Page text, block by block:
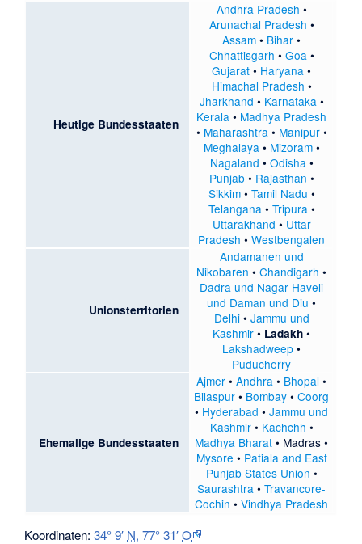
Heutige Bundesstaaten
Andhra Pradesh •
Arunachal Pradesh •
Assam • Bihar •
Chhattisgarh • Goa•
Gujarat • Haryana •
Himachal Pradesh •
Jharkhand • Karnataka•
Kerala • Madhya Pradesh
• Maharashtra• Manipur•
Meghalaya• Mizoram•
Nagaland • Odisha•
Punjab• Rajasthan •
Sikkim• Tamil Nadu •
Telangana• Tripura•
Uttarakhand • Uttar
Pradesh •Westbengalen
Unionsterritorien
Andamanen und
Nikobaren •Chandigarh •
Dadra und Nagar Haveli
und Daman und Diu •
Delhi• Jammu und
Kashmir • Ladakh •
Lakshadweep •
Puducherry
Ehemalige Bundesstaaten
Ajmer •Andhra • Bhopal •
Bilaspur • Bombay •Coorg
• Hyderabad •Jammu und
Kashmir• Kachchh •
Madhya Bharat • Madras •
Mysore • Patiala and East
Punjab States Union •
Saurashtra •Travancore-
Cochin •Vindhya Pradesh
Koordinaten:34° 9′ N,77° 31′O